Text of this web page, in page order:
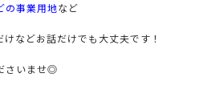
の事業用地など
などお話だけでも大丈夫です！
さいませ◎